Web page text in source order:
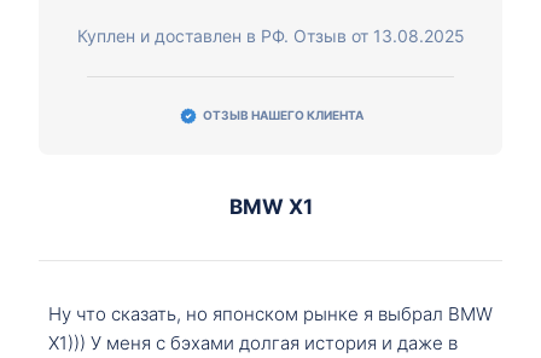
Куплен и доставлен в РФ. Отзыв от 13.08.2025
ОТЗЫВ НАШЕГО КЛИЕНТА
BMW X1
Ну что сказать, но японском рынке я выбрал BMW
X1))) У меня с бэхами долгая история и даже в